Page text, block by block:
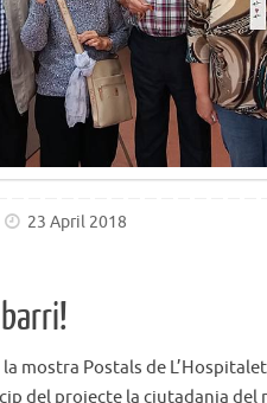
23 April 2018
mostra Postals de
del projecte la ciutadania del